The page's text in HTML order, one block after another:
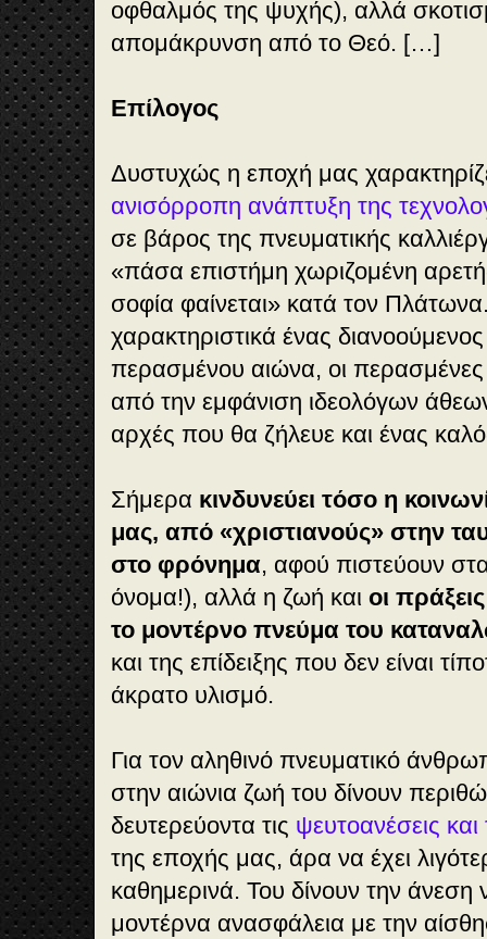
οφθαλμός της ψυχής), αλλά
απομάκρυνση από το Θεό. […]
Επίλογος
Δυστυχώς η εποχή μας
ανισόρροπη ανάπτυξη της
σε βάρος της πνευματικής
«πάσα επιστήμη χωριζομένη
σοφία φαίνεται» κατά τον
χαρακτηριστικά ένας
περασμένου αιώνα, οι περασμένες
από την εμφάνιση ιδεολόγων
αρχές που θα ζήλευε και ένας
Σήμερα κινδυνεύει τόσο η
μας, από «χριστιανούς» στην
στο φρόνημα, αφού πιστεύουν στα
όνομα!), αλλά η ζωή και οι
το μοντέρνο πνεύμα του
και της επίδειξης που δεν είναι
άκρατο υλισμό.
Για τον αληθινό πνευματικό
στην αιώνια ζωή του δίνουν
δευτερεύοντα τις ψευτοανέσεις
της εποχής μας, άρα να έχει
καθημερινά. Του δίνουν την άνεση
μοντέρνα ανασφάλεια με την